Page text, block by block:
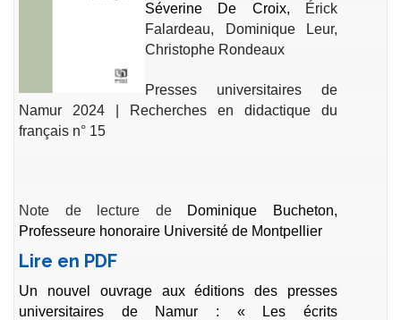
Séverine De Croix,
Érick
Falardeau, Dominique Leur,
Christophe Rondeaux
Presses universitaires de
Namur 2024 |
Recherches en didactique du
français n° 15
Note de lecture de Dominique Bucheton,
Professeure honoraire Université de Montpellier
Lire en PDF
Un nouvel ouvrage aux éditions des presses
universitaires de Namur : « Les écrits